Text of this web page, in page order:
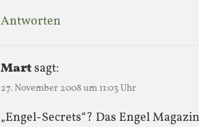
Antworten
Martsagt:
27. November 2008 um 11:03 Uhr
„Engel-Secrets“? Das Engel